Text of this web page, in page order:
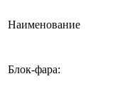
Наименование
Блок-фара: